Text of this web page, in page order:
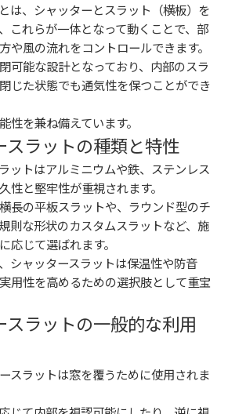
は、シャッターとスラット（横板）を
これらが一体となって動くことで、部
や風の流れをコントロールできます。
可能な設計となっており、内部のスラ
じた状態でも通気性を保つことができ
性を兼ね備えています。
スラットの種類と特性
ットはアルミニウムや鉄、ステンレス
性と堅牢性が重視されます。
長の平板スラットや、ラウンド型のチ
則な形状のカスタムスラットなど、施
応じて選ばれます。
シャッタースラットは保温性や防音
用性を高めるための選択肢として重宝
スラットの一般的な利用
スラットは窓を覆うために使用されま